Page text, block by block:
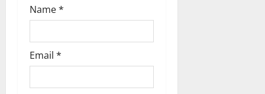
Name*
Email *